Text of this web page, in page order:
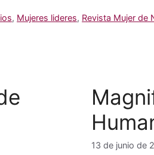
, Mujeres lideres, Revista Mujer de
13 de junio de